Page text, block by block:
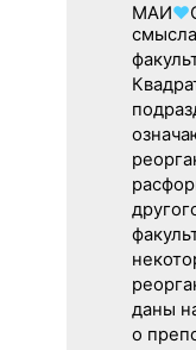
МАИ♥
даны
о